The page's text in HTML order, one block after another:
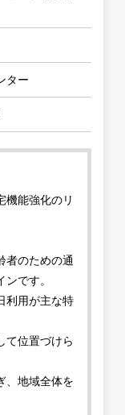
ター
機能強化のリ
者のための通
です。
利用が主な特
て位置づけら
、地域全体を